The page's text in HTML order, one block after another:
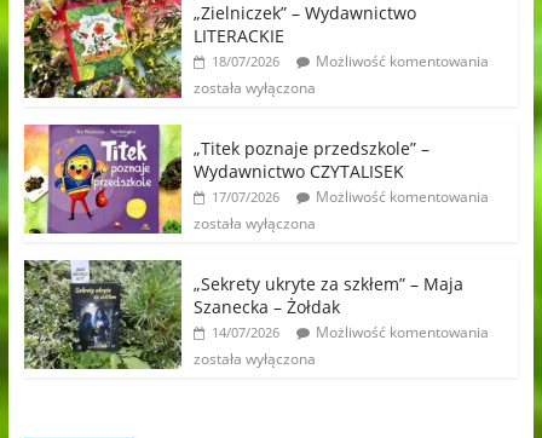
„Zielniczek” – Wydawnictwo
LITERACKIE
18/07/2026
Możliwość komentowania
została wyłączona
„Titek poznaje przedszkole” –
Wydawnictwo CZYTALISEK
17/07/2026
Możliwość komentowania
została wyłączona
„Sekrety ukryte za szkłem” – Maja
Szanecka – Żołdak
14/07/2026
Możliwość komentowania
została wyłączona